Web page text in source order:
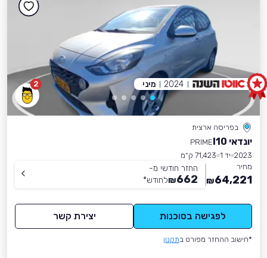
2
בפריסה ארצית
יונדאי I10
PRIME
2023 יד 1
71,423 ק״מ
מחיר
64,221
₪
החזר חודשי מ-
662
₪לחודש*
לפגישה בסוכנות יצירת קשר
*חישוב ההחזר מפורט בתקנון
2024 מיני